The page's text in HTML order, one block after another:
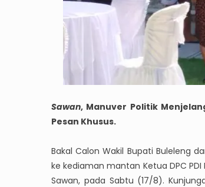
Sawan, Manuver Politik
Pesan Khusus.
Bakal Calon Wakil Bupati Buleleng
ke kediaman mantan Ketua DPC
Sawan, pada Sabtu (17/8).